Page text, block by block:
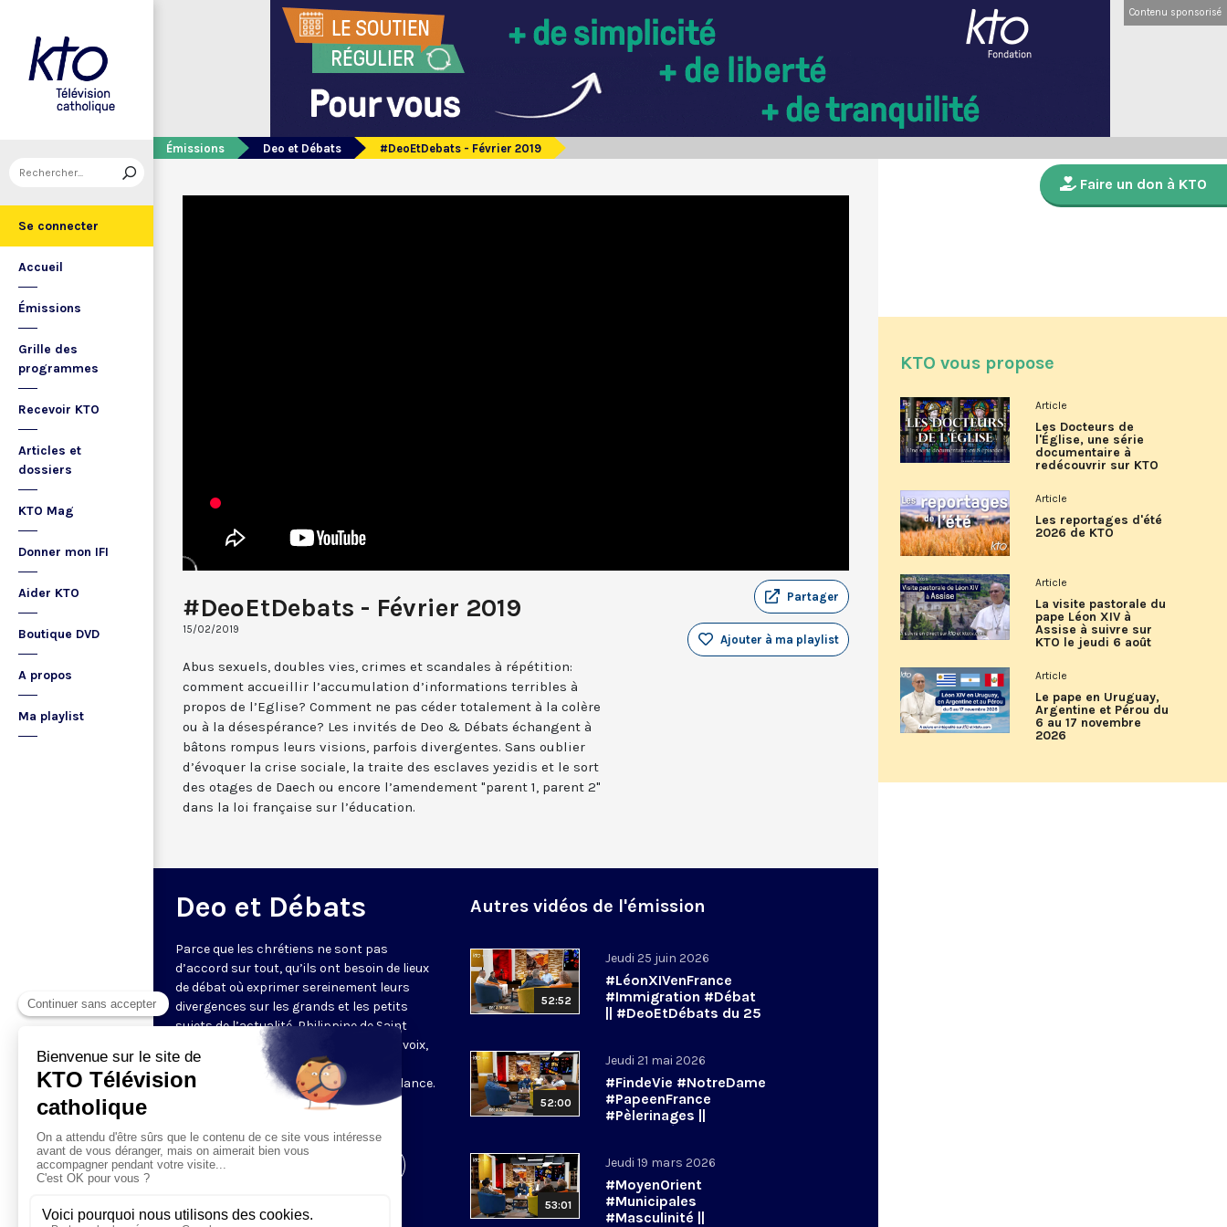
Se connecter
Accueil
Émissions
Grille des
programmes
Recevoir KTO
Articles et
dossiers
KTO Mag
Donner mon IFI
Aider KTO
Boutique DVD
A propos
Ma playlist
Contenu sponsorisé
Émissions Deo et Débats #DeoEtDebats - Février 2019
#DeoEtDebats - Février 2019
15/02/2019
Partager
Ajouter à ma playlist
Abus sexuels, doubles vies, crimes et scandales à répétition:
comment accueillir l’accumulation d’informations terribles à
propos de l’Eglise? Comment ne pas céder totalement à la colère
ou à la désespérance? Les invités de Deo & Débats échangent à
bâtons rompus leurs visions, parfois divergentes. Sans oublier
d’évoquer la crise sociale, la traite des esclaves yezidis et le sort
des otages de Daech ou encore l’amendement "parent 1, parent 2"
dans la loi française sur l’éducation.
Deo et Débats
Parce que les chrétiens ne sont pas
d’accord sur tout, qu’ils ont besoin de lieux
de débat où exprimer sereinement leurs
divergences sur les grands et les petits
sujets de l’actualité, Philippine de Saint
Pierre réunit chaque fois quatre à cinq voix,
fortes et libres. Ils confrontent
leur analyse avec franchise et bienveillance.
Animé par Philippine de Saint Pierre.
Visiter la page de l'émission
Autres vidéos de l'émission
52:52
Jeudi 25 juin 2026
#LéonXIVenFrance
#Immigration #Débat
|| #DeoEtDébats du 25
52:00
Jeudi 21 mai 2026
#FindeVie #NotreDame
#PapeenFrance
#Pèlerinages ||
#DeoEtDébats du 21
53:01
Jeudi 19 mars 2026
#MoyenOrient
#Municipales
#Masculinité ||
Faire un don à KTO
KTO vous propose
Article
Les Docteurs de
l'Église, une série
documentaire à
redécouvrir sur KTO
Article
Les reportages d'été
2026 de KTO
Article
La visite pastorale du
pape Léon XIV à
Assise à suivre sur
KTO le jeudi 6 août
Article
Le pape en Uruguay,
Argentine et Pérou du
6 au 17 novembre
2026